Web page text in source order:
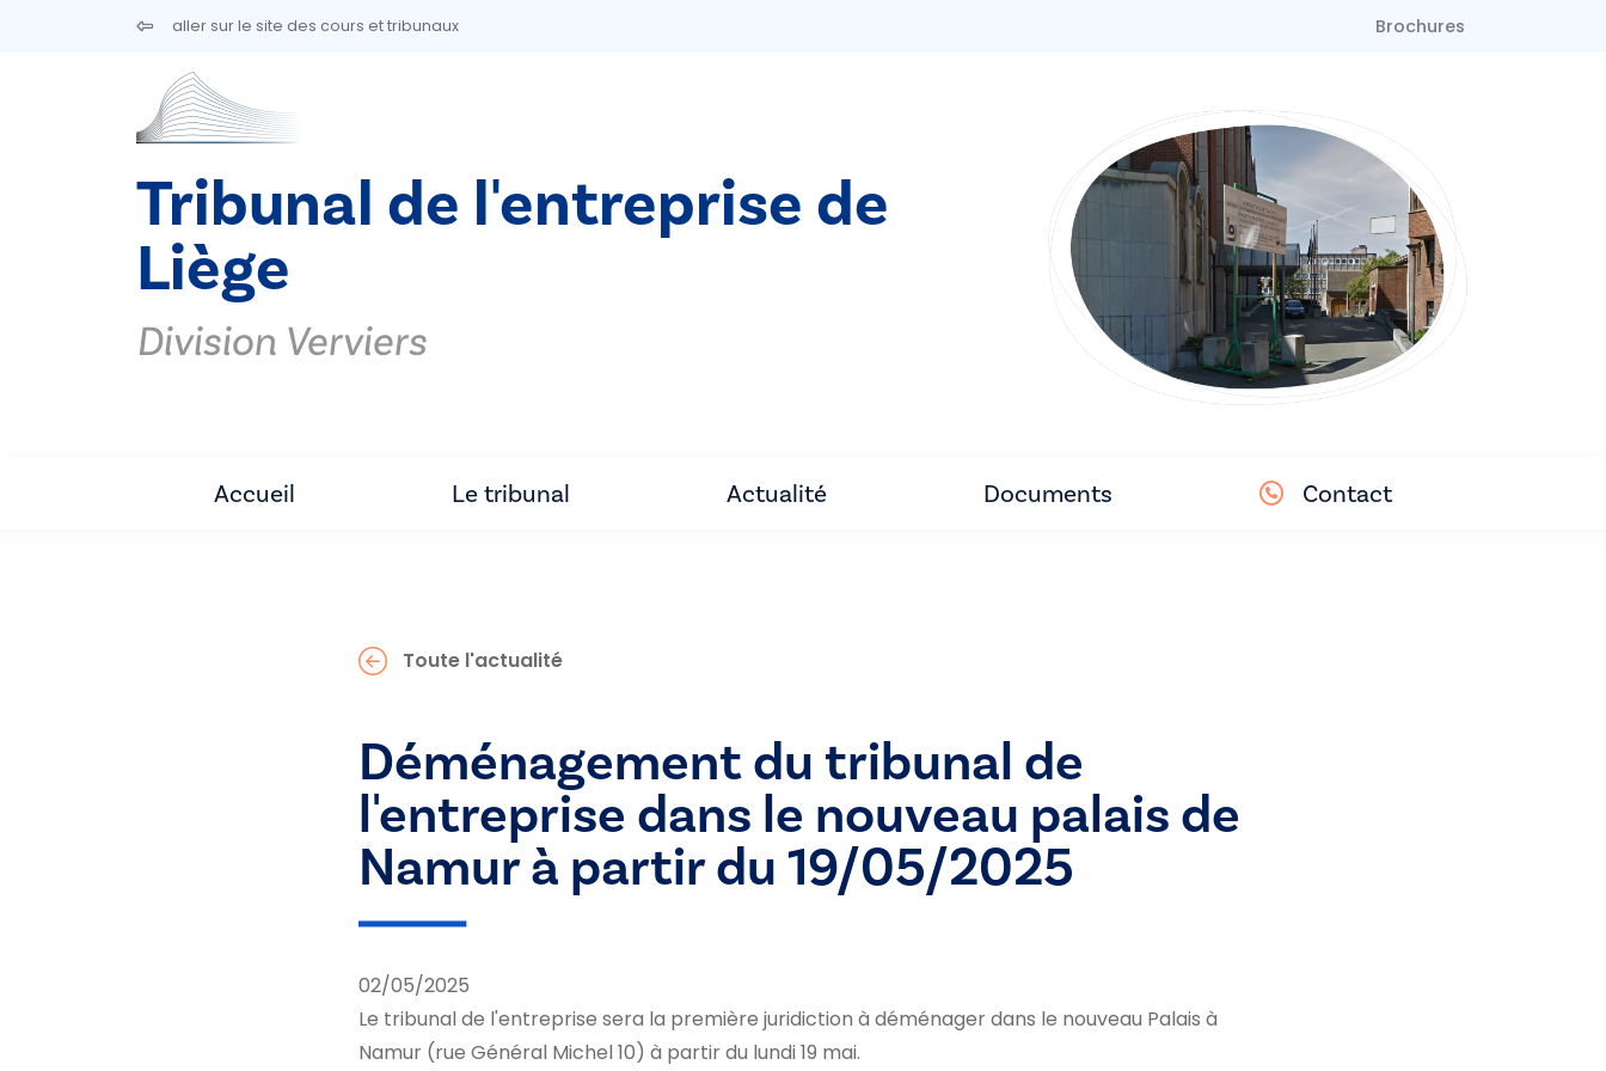
Aller au contenu principalaller sur le site des cours et tribunaux Brochures
Tribunal de l'entreprise de
Liège
Division Verviers
Accueil Le tribunal Actualité Documents Contact
Toute l'actualité
Déménagement du tribunal de
l'entreprise dans le nouveau palais de
Namur à partir du 19/05/2025
02/05/2025
Le tribunal de l'entreprise sera la première juridiction à déménager dans le nouveau Palais à
Namur (rue Général Michel 10) à partir du lundi 19 mai.